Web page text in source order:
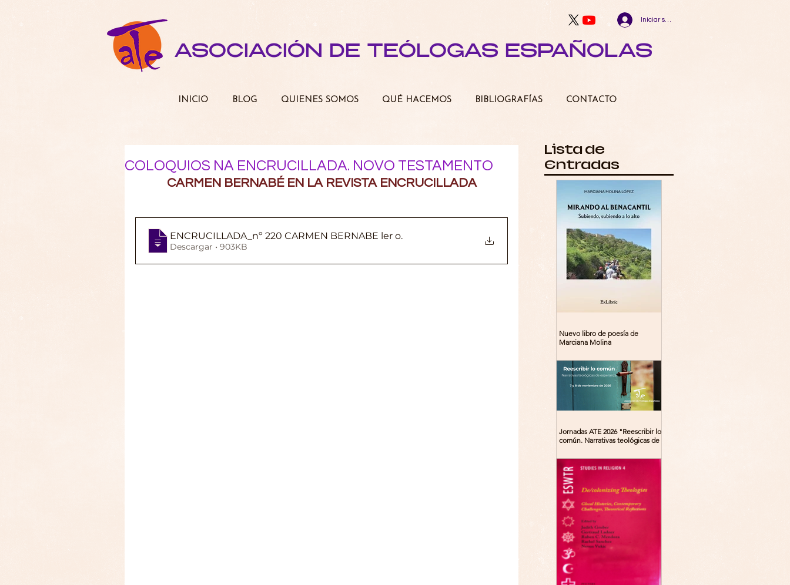
Iniciar sesión
ASOCIACIÓN DE TEÓLOGAS ESPAÑOLAS
COLOQUIOS NA ENCRUCILLADA. NOVO TESTAMENTO
CARMEN BERNABÉ EN LA REVISTA ENCRUCILLADA
ENCRUCILLADA_nº 220 CARMEN BERNABE ler o.
Descargar • 903KB
Nuevo libro de poesía de
Marciana Molina
Jornadas ATE 2026 "Reescribir lo
común. Narrativas teológicas de
Madrid
Lista de
Entradas
INICIO BLOG QUIENES SOMOS QUÉ HACEMOS BIBLIOGRAFÍAS CONTACTO